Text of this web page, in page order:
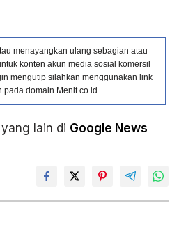
menayangkan ulang sebagian atau
konten akun media sosial komersil
mengutip silahkan menggunakan link
pada domain Menit.co.id.
lain di Google News